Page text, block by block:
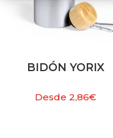
BIDÓN YORIX
Desde2,86€